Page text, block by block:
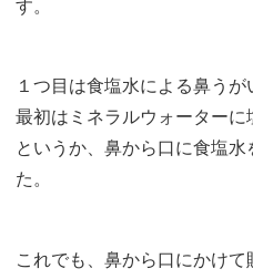
す。
１つ目は食塩水による鼻うが
最初はミネラルウォーター
というか、鼻から口に食塩
た。
これでも、鼻から口にかけ